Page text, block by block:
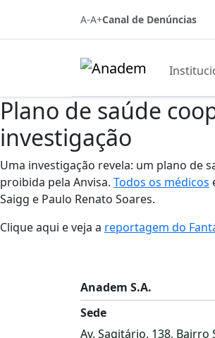
A-A+Canal de Denúncias
Plano de saúde
investigação
Uma investigação revela: um plano de
proibida pela Anvisa. Todos os médicos
Saigg e Paulo Renato Soares.
Clique aqui e veja a reportagem do
Anadem S.A.
Sede
Av. Sagitário, 138, Bairro